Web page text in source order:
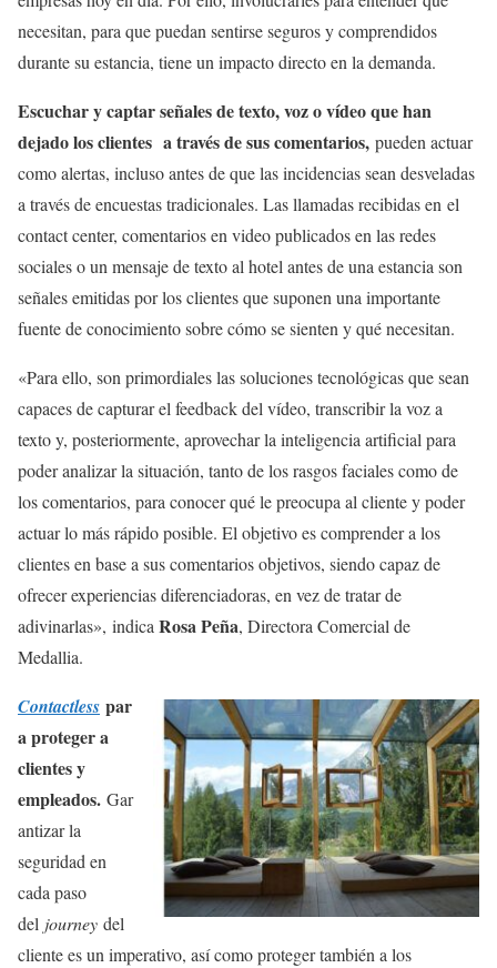
necesitan, para que puedan sentirse seguros y comprendidos
durante su estancia, tiene un impacto directo en la demanda.
Escuchar y captar señales de texto, voz o vídeo que han
dejado los clientes a través de sus comentarios, pueden actuar
como alertas, incluso antes de que las incidencias sean desveladas
a través de encuestas tradicionales. Las llamadas recibidas en el
contact center, comentarios en video publicados en las redes
sociales o un mensaje de texto al hotel antes de una estancia son
señales emitidas por los clientes que suponen una importante
fuente de conocimiento sobre cómo se sienten y qué necesitan.
«Para ello, son primordiales las soluciones tecnológicas que sean
capaces de capturar el feedback del vídeo, transcribir la voz a
texto y, posteriormente, aprovechar la inteligencia artificial para
poder analizar la situación, tanto de los rasgos faciales como de
los comentarios, para conocer qué le preocupa al cliente y poder
actuar lo más rápido posible. El objetivo es comprender a los
clientes en base a sus comentarios objetivos, siendo capaz de
ofrecer experiencias diferenciadoras, en vez de tratar de
adivinarlas», indica Rosa Peña, Directora Comercial de
Medallia.
Contactless par
a proteger a
clientes y
empleados. Gar
antizar la
seguridad en
cada paso
del journey del
cliente es un imperativo, así como proteger también a los